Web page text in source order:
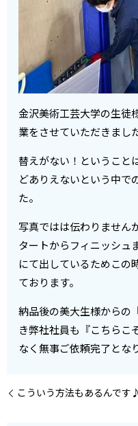
金沢美術工芸大学の生徒
業をさせていただきまし
替えがない！ということ
どありえないという中で
た。
写真ではは伝わりません
タートからフィニッシュ
にて出しているためこの
ております。
納品後の美大生様からの
き弊社社員も『こちらこ
なく無事ご依頼完了とな
こういう方法もあるんです♪